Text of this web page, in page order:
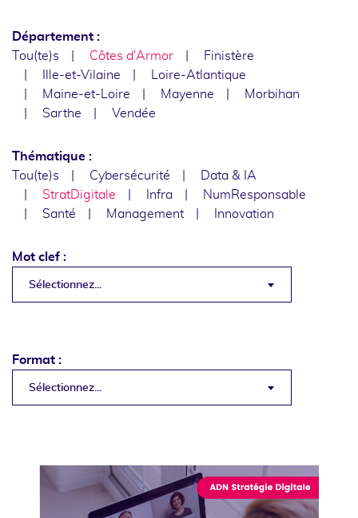
Département :
Tou(te)s
Côtes d'Armor
Finistère
Ille-et-Vilaine
Loire-Atlantique
Maine-et-Loire
Mayenne
Morbihan
Sarthe
Vendée
Thématique :
Tou(te)s
Cybersécurité
Data & IA
StratDigitale
Infra
NumResponsable
Santé
Management Innovation
Mot clef :
Sélectionnez...
Format :
Sélectionnez...